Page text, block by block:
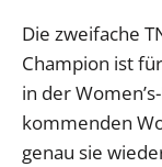
Die zweifache
Champion ist
in der
kommenden
genau sie